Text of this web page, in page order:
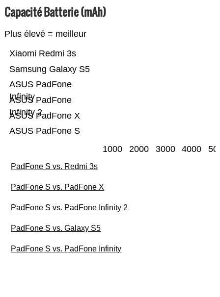
Capacité Batterie (mAh)
Plus élevé = meilleur
ASUS PadFone S
ASUS PadFone X
ASUS PadFone
Infinity 2
ASUS PadFone
Infinity
Samsung Galaxy S5
Xiaomi Redmi 3s
1000 2000 3000 4000
PadFone S vs. Redmi 3s
PadFone S vs. PadFone X
PadFone S vs. PadFone Infinity 2
PadFone S vs. Galaxy S5
PadFone S vs. PadFone Infinity